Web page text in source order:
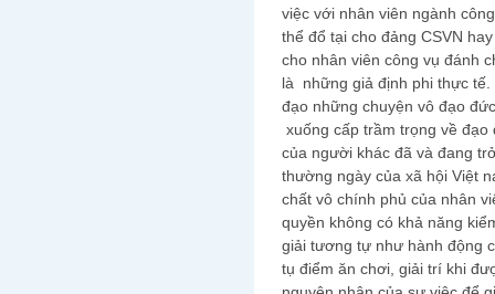
việc với nhân viên ngành
thể đổ tại cho đảng CSVN
cho nhân viên công vụ đánh
là những giả định phi thực
đạo những chuyện vô đạo
xuống cấp trầm trọng về
của người khác đã và đang
thường ngày của xã hội Việt
chất vô chính phủ của nhân
quyền không có khả năng
giải tương tự như hành động
tụ điểm ăn chơi, giải trí khi